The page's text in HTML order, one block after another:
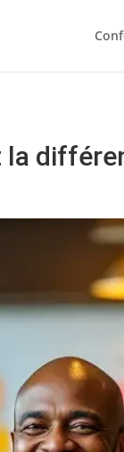
que votre QI.